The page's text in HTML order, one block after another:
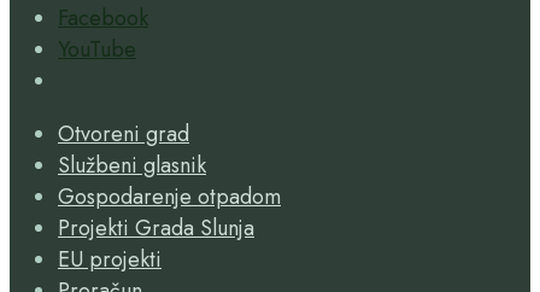
Facebook
YouTube
Window
Otvoreni grad
Službeni glasnik
Gospodarenje otpadom
Projekti Grada Slunja
EU projekti